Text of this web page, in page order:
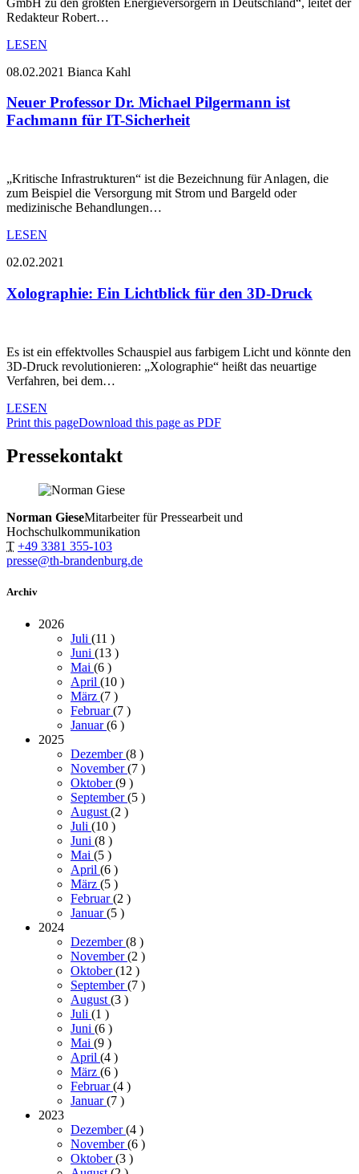
Redakteur Robert…
LESEN
08.02.2021 Bianca Kahl
Neuer Professor Dr. Michael Pilgermann ist
Fachmann für IT-Sicherheit
„Kritische Infrastrukturen“ ist die Bezeichnung für Anlagen, die
zum Beispiel die Versorgung mit Strom und Bargeld oder
medizinische Behandlungen…
LESEN
02.02.2021
Xolographie: Ein Lichtblick für den 3D-Druck
Es ist ein effektvolles Schauspiel aus farbigem Licht und könnte den
3D-Druck revolutionieren: „Xolographie“ heißt das neuartige
Verfahren, bei dem…
LESEN
Print this pageDownload this page as PDF
Pressekontakt
Norman GieseMitarbeiter für Pressearbeit und
Hochschulkommunikation
T +49 3381 355-103
presse@th-brandenburg.de
Archiv
2026
Juli (11 )
Juni (13 )
Mai (6 )
April (10 )
März (7 )
Februar(7 )
Januar(6 )
2025
Dezember(8 )
November(7 )
Oktober(9 )
September(5 )
August (2 )
Juli (10 )
Juni (8 )
Mai (5 )
April (6 )
März (5 )
Februar(2 )
Januar(5 )
2024
Dezember(8 )
November(2 )
Oktober(12 )
September(7 )
August (3 )
Juli (1 )
Juni (6 )
Mai (9 )
April (4 )
März (6 )
Februar(4 )
Januar(7 )
2023
Dezember(4 )
November(6 )
Oktober(3 )